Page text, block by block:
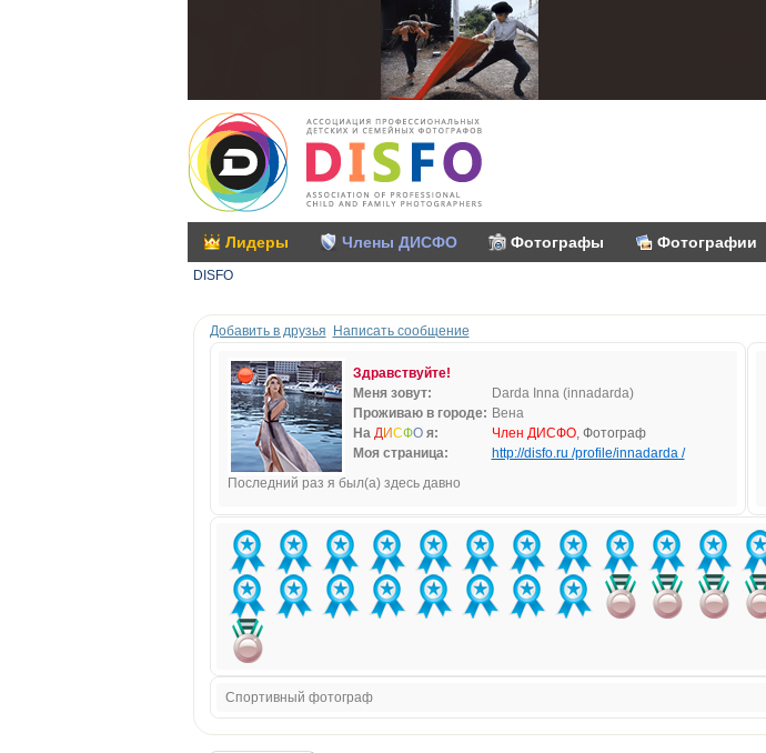
Лидеры Члены ДИСФО Фотографы Фотографии
DISFO
Добавить в друзья Написать сообщение
Здравствуйте!
Меня зовут:
Darda Inna (innadarda)
Проживаю в городе: Вена
На ДИСФОя: Член ДИСФО, Фотограф
Моя страница:
http://disfo.ru /profile/innadarda /
Последний раз я был(а) здесь давно
Спортивный фотограф